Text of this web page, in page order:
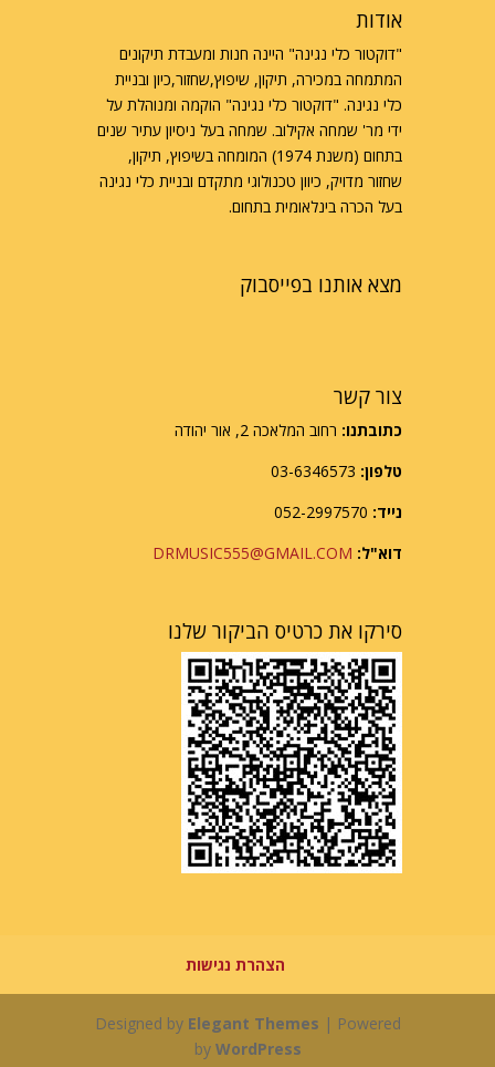
אודות
"דוקטור כלי נגינה" היינה חנות ומעבדת תיקונים
המתמחה במכירה, תיקון, שיפוץ,שחזור,כיון ובניית
כלי נגינה. "דוקטור כלי נגינה" הוקמה ומנוהלת על
ידי מר' שמחה אקילוב. שמחה בעל ניסיון עתיר שנים
בתחום (משנת 1974) המומחה בשיפוץ, תיקון,
שחזור מדויק, כיוון טכנולוגי מתקדם ובניית כלי נגינה
בעל הכרה בינלאומית בתחום.
מצא אותנו בפייסבוק
צור קשר
כתובתנו: רחוב המלאכה 2, אור יהודה
טלפון:
נייד:
דוא"ל: DRMUSIC555@GMAIL.COM
סירקו את כרטיס הביקור שלנו
הצהרת נגישות
Designed by Elegant Themes | Powered
by WordPress